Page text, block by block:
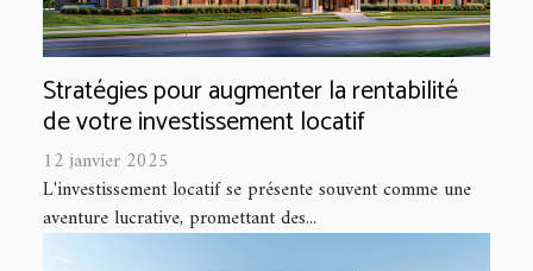
Stratégies pour augmenter la rentabilité
de votre investissement locatif
12 janvier 2025
L'investissement locatif se présente souvent comme une
aventure lucrative, promettant des...